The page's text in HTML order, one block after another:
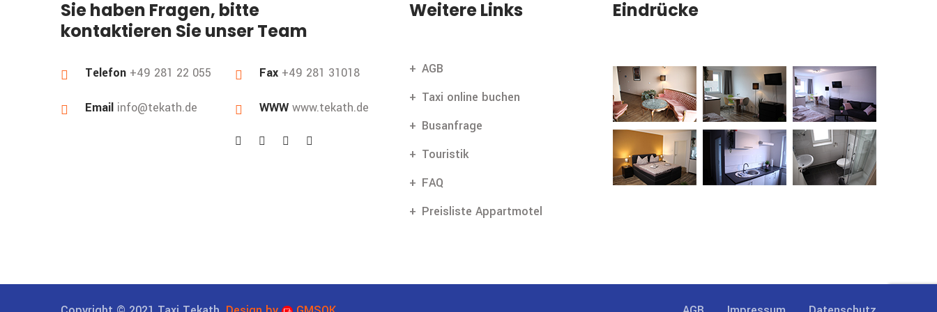
Sie haben Fragen, bitte
kontaktieren Sie unser Team
Telefon +49 281 22 055
Email info@tekath.de
Fax +49 281 31018
WWW www.tekath.de
Weitere Links
AGB
Taxi online buchen
Busanfrage
Touristik
FAQ
Preisliste Appartmotel
Eindrücke